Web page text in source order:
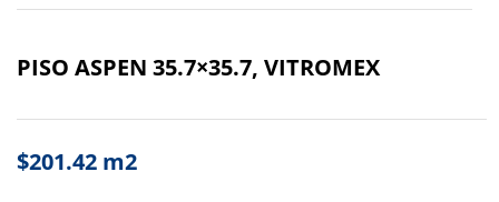
PISO ASPEN 35.7×35.7, VITROMEX
$201.42 m2